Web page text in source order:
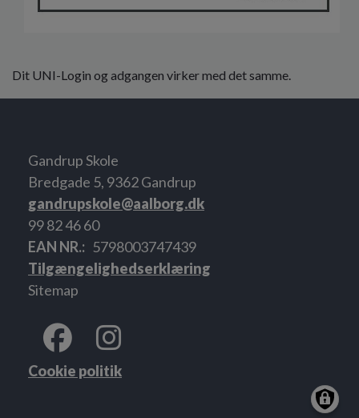
Dit UNI-Login og adgangen virker med det samme.
Gandrup Skole
Bredgade 5, 9362 Gandrup
gandrupskole@aalborg.dk
99 82 46 60
EAN NR.
5798003747439
Tilgængelighedserklæring
Sitemap
Cookie politik